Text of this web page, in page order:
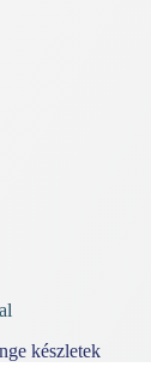
készletek